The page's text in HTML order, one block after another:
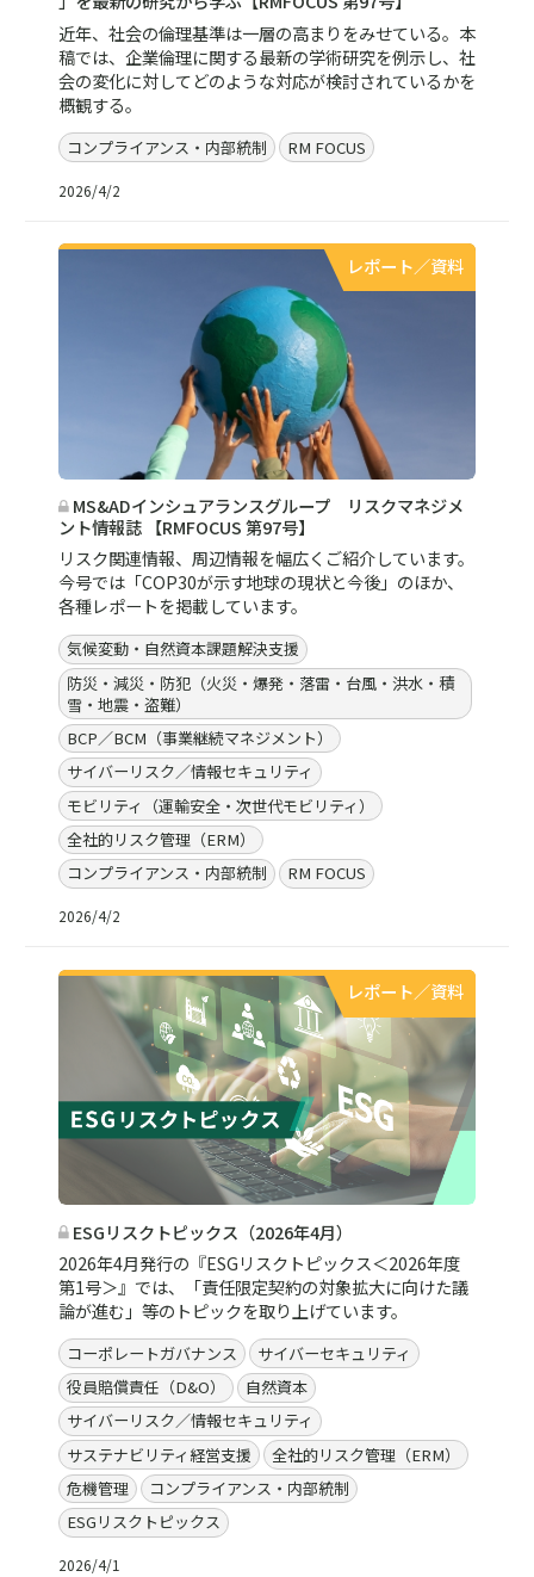
近年、社会の倫理基準は一層の高まりをみせている。本
稿では、企業倫理に関する最新の学術研究を例示し、社
会の変化に対してどのような対応が検討されているかを
概観する。
コンプライアンス・内部統制 RM FOCUS
2026/4/2
レポート／資料
MS&ADインシュアランスグループ リスクマネジメ
ント情報誌 【RMFOCUS 第97号】
リスク関連情報、周辺情報を幅広くご紹介しています。
今号では「COP30が示す地球の現状と今後」のほか、
各種レポートを掲載しています。
気候変動・自然資本課題解決支援
防災・減災・防犯（火災・爆発・落雷・台風・洪水・積
雪・地震・盗難）
BCP／BCM（事業継続マネジメント）
サイバーリスク／情報セキュリティ
モビリティ（運輸安全・次世代モビリティ）
全社的リスク管理（ERM）
コンプライアンス・内部統制
RM FOCUS
2026/4/2
レポート／資料
ESGリスクトピックス（2026年4月）
2026年4月発行の『ESGリスクトピックス＜2026年度
第1号＞』では、「責任限定契約の対象拡大に向けた議
論が進む」等のトピックを取り上げています。
コーポレートガバナンス
サイバーセキュリティ
役員賠償責任（D&O）
自然資本
サイバーリスク／情報セキュリティ
サステナビリティ経営支援
全社的リスク管理（ERM）
危機管理
コンプライアンス・内部統制
ESGリスクトピックス
2026/4/1